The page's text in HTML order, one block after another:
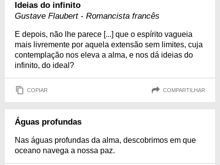
Ideias do infinito
Gustave Flaubert - Romancista francês
E depois, não lhe parece [...] que o espírito vagueia
mais livremente por aquela extensão sem limites, cuja
contemplação nos eleva a alma, e nos dá ideias do
infinito, do ideal?
COPIAR COMPARTILHAR
Águas profundas
Nas águas profundas da alma, descobrimos em que
oceano navega a nossa paz.